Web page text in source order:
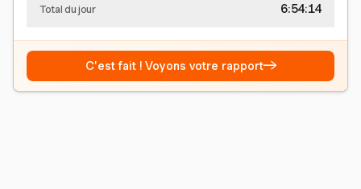
Total du jour 6:54:15
C'est fait ! Voyons votre rapport→